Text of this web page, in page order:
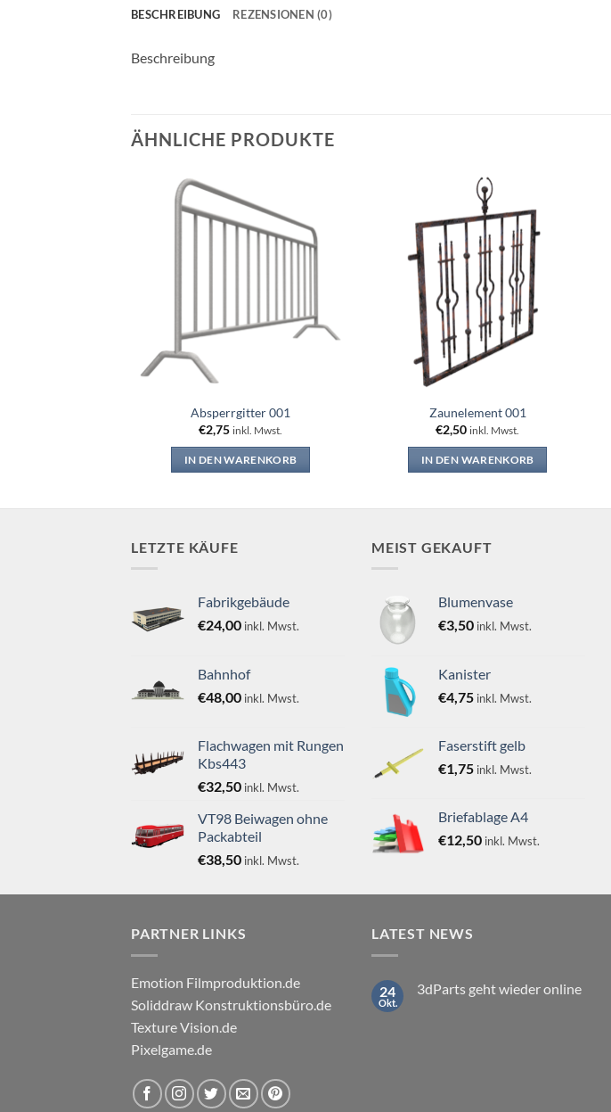
BESCHREIBUNG REZENSIONEN (0)
Beschreibung
ÄHNLICHE PRODUKTE
wishlist
Absperrgitter 001
€2,75 inkl. Mwst.
IN DEN WARENKORB
wishlist
Zaunelement 001
€2,50 inkl. Mwst.
IN DEN WARENKORB
LETZTE KÄUFE
Fabrikgebäude
€24,00 inkl. Mwst.
Bahnhof
€48,00 inkl. Mwst.
Flachwagen mit Rungen
Kbs443
€32,50 inkl. Mwst.
VT98 Beiwagen ohne
Packabteil
€38,50 inkl. Mwst.
MEIST GEKAUFT
Blumenvase
€3,50 inkl. Mwst.
Kanister
€4,75 inkl. Mwst.
Faserstift gelb
€1,75 inkl. Mwst.
Briefablage A4
€12,50 inkl. Mwst.
PARTNER LINKS
Emotion Filmproduktion.de
Soliddraw Konstruktionsbüro.de
Texture Vision.de
Pixelgame.de
LATEST NEWS
24
Okt.
3dParts geht wieder online